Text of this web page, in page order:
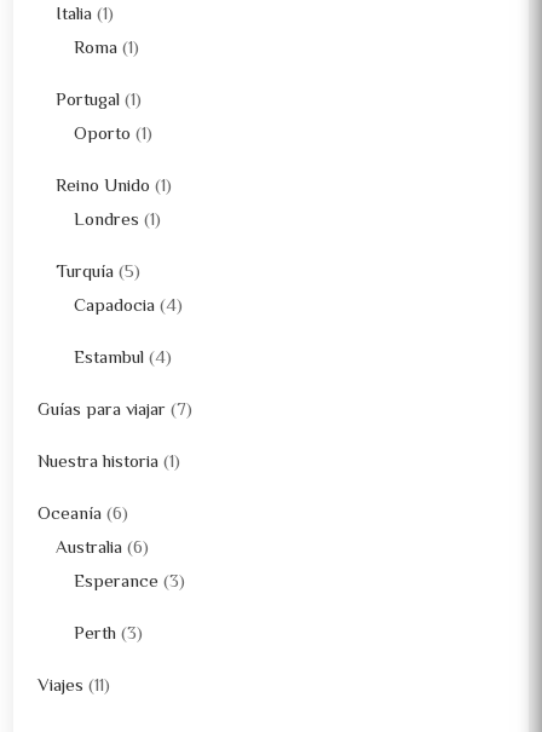
Italia (1)
Roma (1)
Portugal(1)
Oporto (1)
Reino Unido (1)
Londres (1)
Turquía (5)
Capadocia (4)
Estambul(4)
Guías para viajar(7)
Nuestra historia (1)
Oceanía (6)
Australia (6)
Esperance (3)
Perth (3)
Viajes (11)